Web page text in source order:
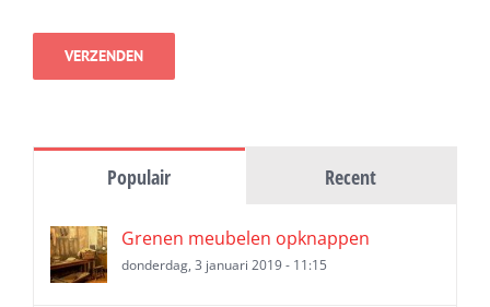
Populair Recent
Grenen meubelen opknappen
donderdag, 3 januari 2019 - 11:15